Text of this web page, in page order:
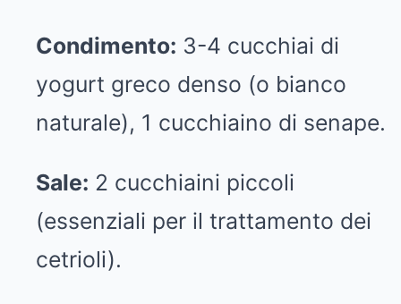
Condimento: 3-4 cucchiai di
yogurt greco denso (o bianco
naturale), 1 cucchiaino di senape.
Sale: 2 cucchiaini piccoli
(essenziali per il trattamento dei
cetrioli).